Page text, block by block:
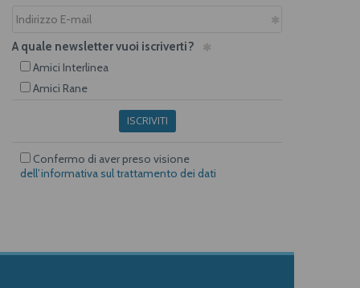
A quale newsletter vuoi iscriverti?
Amici Interlinea
Amici Rane
ISCRIVITI
Confermo di aver preso visione
dell’informativa sul trattamento dei dati